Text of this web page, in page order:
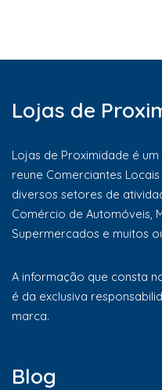
Lojas de
Lojas de Proximidade é um
reune Comerciantes
diversos setores de
Comércio de Automóveis,
Supermercados e muitos
A informação que consta
é da exclusiva
marca.
Blog